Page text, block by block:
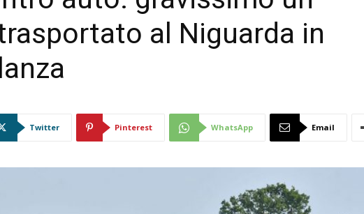
Mantova
al Niguarda in
Twitter Pinterest WhatsApp Email